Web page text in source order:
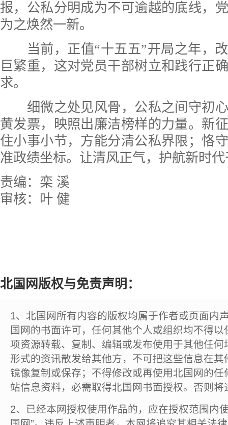
报，公私分明成为不可逾越的底线，
为之焕然一新。
当前，正值“十五五”开局之年，改
巨繁重，这对党员干部树立和践行正
求。
细微之处见风骨，公私之间守初心
黄发票，映照出廉洁榜样的力量。新
住小事小节，方能分清公私界限；恪
准政绩坐标。让清风正气，护航新时
责编：栾 溪
审核：叶 健
北国网版权与免责声明：
1、北国网所有内容的版权均属于作者或页面内
国网的书面许可，任何其他个人或组织均不得
项资源转载、复制、编辑或发布使用于其他任
形式的资讯散发给其他方，不可把这些信息在
镜像复制或保存；不得修改或再使用北国网的
站信息资料，必需取得北国网书面授权。否则将
2、已经本网授权使用作品的，应在授权范围内